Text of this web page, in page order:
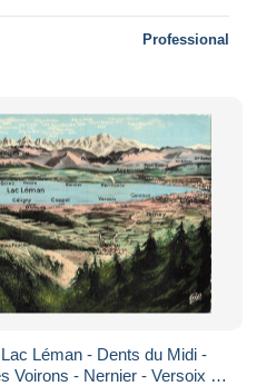
Professional
Léman - Dents du Midi -
Voirons - Nernier - Versoix -